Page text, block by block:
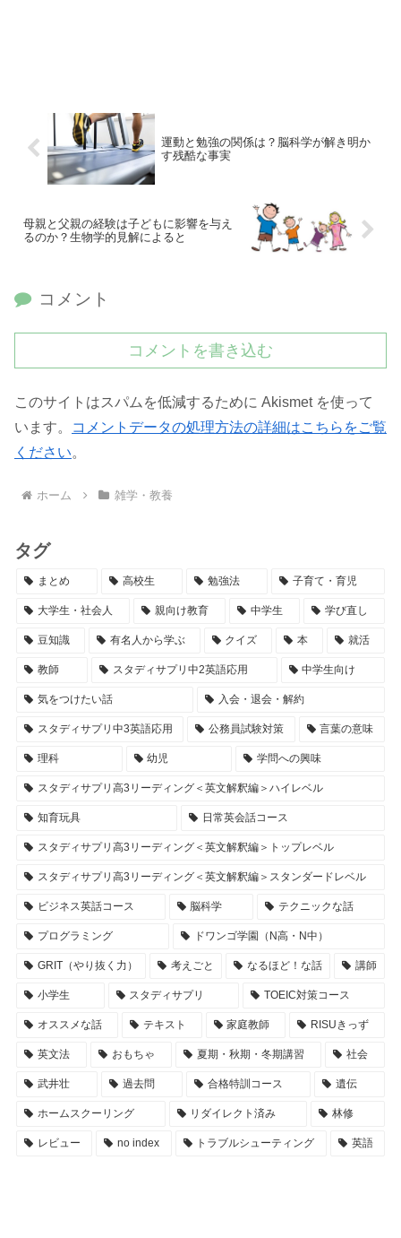
運動と勉強の関係は？脳科学が解き明か
す残酷な事実
母親と父親の経験は子どもに影響を与え
るのか？生物学的見解によると
コメント
コメントを書き込む
このサイトはスパムを低減するために Akismet を使って
います。
コメントデータの処理方法の詳細はこちらをご覧
ください。
ホーム 雑学・教養
タグ
まとめ 高校生 勉強法 子育て・育児
大学生・社会人 親向け教育 中学生 学び直し
豆知識 有名人から学ぶ クイズ 本 就活
教師 スタディサプリ中2英語応用 中学生向け
気をつけたい話 入会・退会・解約
スタディサプリ中3英語応用 公務員試験対策 言葉の意味
理科 幼児 学問への興味
スタディサプリ高3リーディング＜英文解釈編＞ハイレベル
知育玩具 日常英会話コース
スタディサプリ高3リーディング＜英文解釈編＞トップレベル
スタディサプリ高3リーディング＜英文解釈編＞スタンダードレベル
ビジネス英話コース 脳科学 テクニックな話
プログラミング ドワンゴ学園（N高・N中）
GRIT（やり抜く力） 考えごと なるほど！な話 講師
小学生 スタディサプリ TOEIC対策コース
オススメな話 テキスト 家庭教師 RISUきっず
英文法 おもちゃ 夏期・秋期・冬期講習 社会
武井壮 過去問 合格特訓コース 遺伝
ホームスクーリング リダイレクト済み 林修
レビュー no index トラブルシューティング 英語